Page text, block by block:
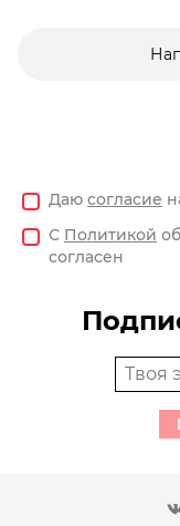
Даю согласие
С Политикой
согласен